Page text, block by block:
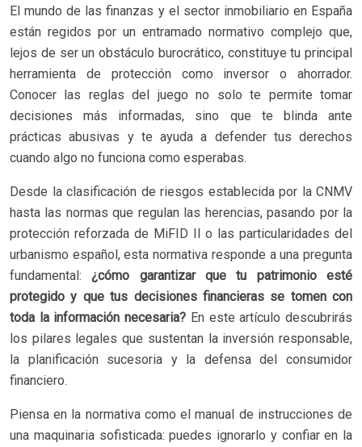
El mundo de las finanzas y el sector inmobiliario en España
están regidos por un entramado normativo complejo que,
lejos de ser un obstáculo burocrático, constituye tu principal
herramienta de protección como inversor o ahorrador.
Conocer las reglas del juego no solo te permite tomar
decisiones más informadas, sino que te blinda ante
prácticas abusivas y te ayuda a defender tus derechos
cuando algo no funciona como esperabas.
Desde la clasificación de riesgos establecida por la CNMV
hasta las normas que regulan las herencias, pasando por la
protección reforzada de MiFID II o las particularidades del
urbanismo español, esta normativa responde a una pregunta
fundamental:¿cómo garantizar que tu patrimonio esté
protegido y que tus decisiones financieras se tomen con
toda la información necesaria? En este artículo descubrirás
los pilares legales que sustentan la inversión responsable,
la planificación sucesoria y la defensa del consumidor
financiero.
Piensa en la normativa como el manual de instrucciones de
una maquinaria sofisticada: puedes ignorarlo y confiar en la